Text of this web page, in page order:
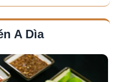
A Dìa